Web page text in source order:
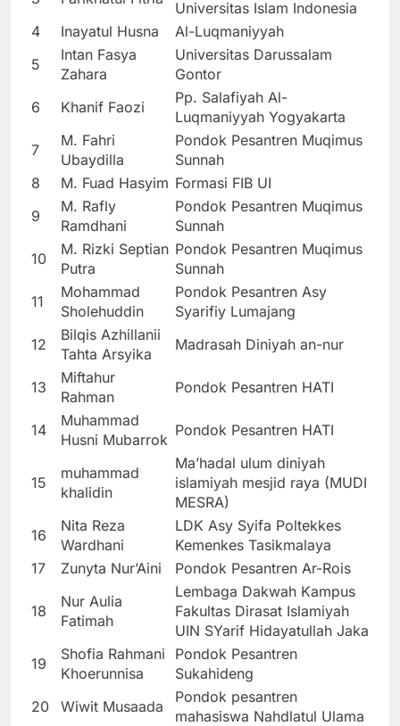
Universitas Islam Indonesia
4
Inayatul Husna
Al-Luqmaniyyah
5
Intan Fasya
Zahara
Universitas Darussalam
Gontor
6
Khanif Faozi
Pp. Salafiyah Al-
Luqmaniyyah Yogyakarta
7
M. Fahri
Ubaydilla
Pondok Pesantren Muqimus
Sunnah
8
M. Fuad Hasyim Formasi FIB UI
9
M. Rafly
Ramdhani
Pondok Pesantren Muqimus
Sunnah
10
M. Rizki Septian
Putra
Pondok Pesantren Muqimus
Sunnah
11
Mohammad
Sholehuddin
Pondok Pesantren Asy
Syarifiy Lumajang
12
Bilqis Azhillanii
Tahta Arsyika
Madrasah Diniyah an-nur
13
Miftahur
Rahman
Pondok Pesantren HATI
14
Muhammad
Husni Mubarrok
Pondok Pesantren HATI
15
muhammad
khalidin
Ma’hadal ulum diniyah
islamiyah mesjid raya (MUDI
MESRA)
16
Nita Reza
Wardhani
LDK Asy Syifa Poltekkes
Kemenkes Tasikmalaya
17
Zunyta Nur’Aini Pondok Pesantren Ar-Rois
18
Nur Aulia
Fatimah
Lembaga Dakwah Kampus
Fakultas Dirasat Islamiyah
UIN SYarif Hidayatullah Jaka
19
Shofia Rahmani
Khoerunnisa
Pondok Pesantren
Sukahideng
20
Wiwit Musaada
Pondok pesantren
mahasiswa Nahdlatul Ulama